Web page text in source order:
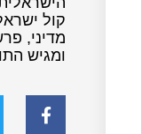
קול
מדיני,
ומגיש